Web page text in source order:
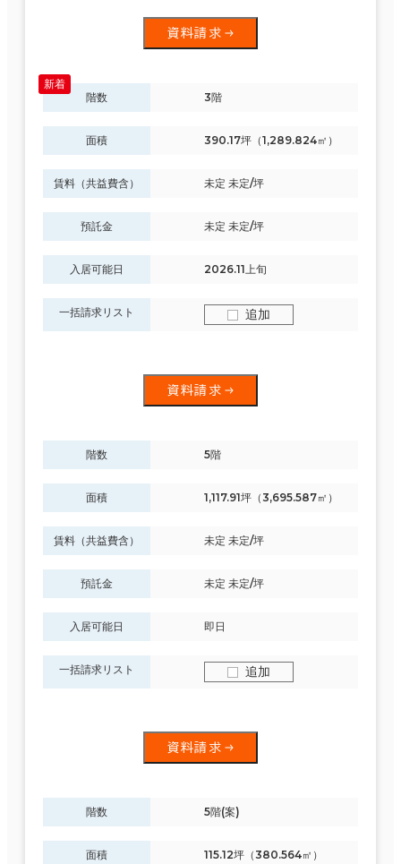
資料請求
階数 3階
面積 390.17坪（1,289.824㎡）
賃料（共益費含） 未定 未定/坪
預託金 未定 未定/坪
入居可能日 2026.11上旬
一括請求リスト 追加
資料請求
階数 5階
面積 1,117.91坪（3,695.587㎡）
賃料（共益費含） 未定 未定/坪
預託金 未定 未定/坪
入居可能日 即日
一括請求リスト 追加
資料請求
階数 5階(案)
面積 115.12坪（380.564㎡）